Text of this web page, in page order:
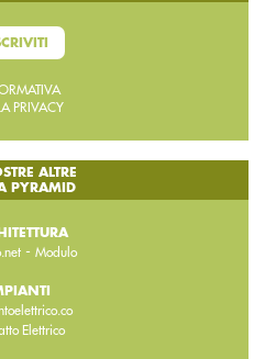
PRIVACY
ALTRE
PYRAMID
- Modulo
Elettrico